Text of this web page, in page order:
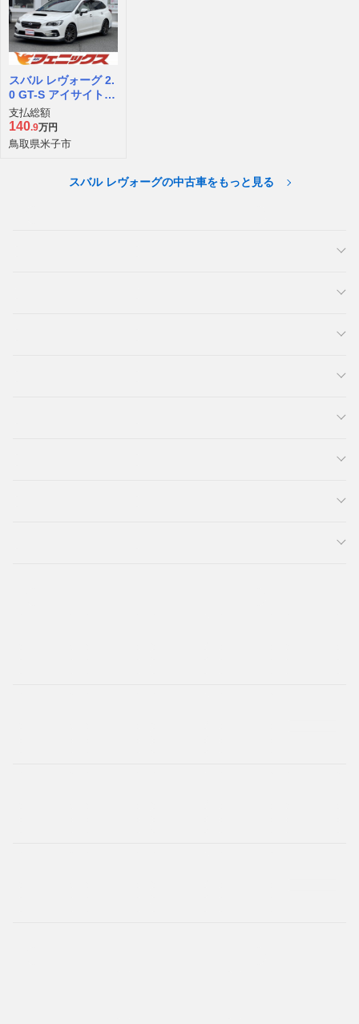
スバル レヴォーグ 2.
0 GT-S アイサイト 4
WD
支払総額
140.9万円
鳥取県米子市
スバル レヴォーグの中古車をもっと見る